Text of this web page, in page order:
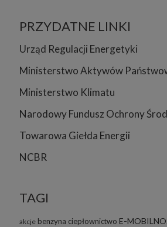
PRZYDATNE LINKI
Urząd Regulacji Energetyki
Ministerstwo Aktywów
Ministerstwo Klimatu
Narodowy Fundusz Ochrony
Towarowa Giełda Energii
NCBR
TAGI
akcje benzyna ciepłownictwo E-